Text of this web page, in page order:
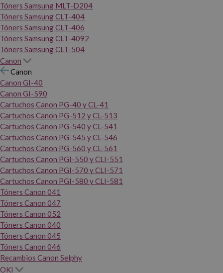
Tóners Samsung MLT-D204
Tóners Samsung CLT-404
Tóners Samsung CLT-406
Tóners Samsung CLT-4092
Tóners Samsung CLT-504
Canon
Canon
Canon GI-40
Canon GI-590
Cartuchos Canon PG-40 y CL-41
Cartuchos Canon PG-512 y CL-513
Cartuchos Canon PG-540 y CL-541
Cartuchos Canon PG-545 y CL-546
Cartuchos Canon PG-560 y CL-561
Cartuchos Canon PGI-550 y CLI-551
Cartuchos Canon PGI-570 y CLI-571
Cartuchos Canon PGI-580 y CLI-581
Tóners Canon 041
Tóners Canon 047
Tóners Canon 052
Tóners Canon 040
Tóners Canon 045
Tóners Canon 046
Recambios Canon Selphy
OKI